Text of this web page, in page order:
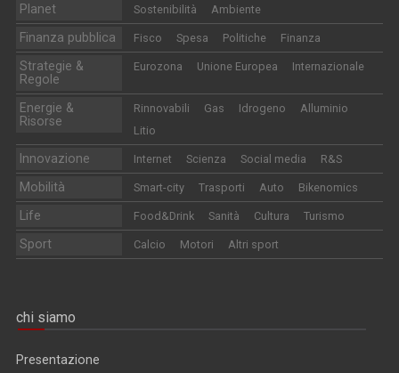
Planet Sostenibilità Ambiente
Finanza pubblica Fisco Spesa Politiche Finanza
Strategie &
Regole
Eurozona Unione Europea Internazionale
Energie &
Risorse
Rinnovabili Gas Idrogeno
Alluminio
Litio
Innovazione Internet Scienza Social media R&S
Mobilità Smart-city Trasporti Auto Bikenomics
Life Food&Drink Sanità Cultura Turismo
Sport Calcio Motori Altri sport
chi siamo
Presentazione